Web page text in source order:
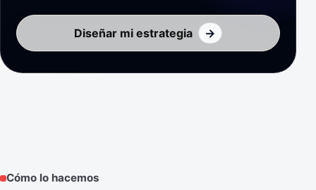
Diseñar mi estrategia →
Cómo lo hacemos